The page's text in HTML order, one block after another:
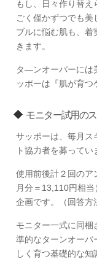
もし、日々作り替え
ごく僅かずつでも
ブルに悩む肌も、着
きます。
タ―ンオーバーには
ッポーは『肌が育つ
モニター試用の
サッポーは、毎月ス
ト協力者を募ってい
使用前後計２回のア
月分＝13,110円相
企画です。（回答方
モニター一式に同
準的なターンオーバ
しく育つ基礎的な知